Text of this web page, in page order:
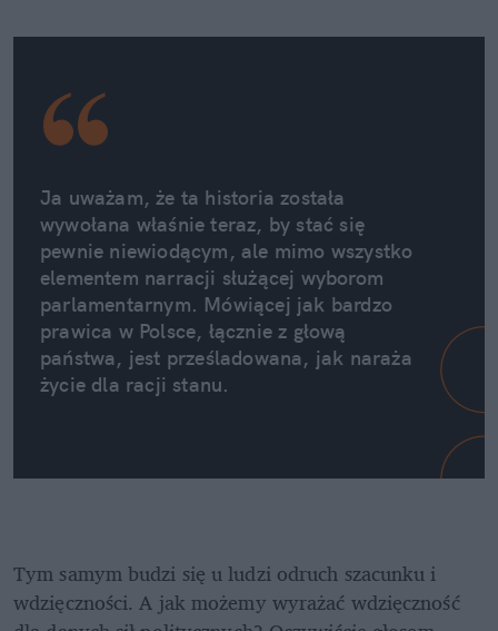
Ja uważam, że ta historia została
wywołana właśnie teraz, by stać się
pewnie niewiodącym, ale mimo wszystko
elementem narracji służącej wyborom
parlamentarnym. Mówiącej jak bardzo
prawica w Polsce, łącznie z głową
państwa, jest prześladowana, jak naraża
życie dla racji stanu.
Tym samym budzi się u ludzi odruch szacunku i
wdzięczności. A jak możemy wyrażać wdzięczność